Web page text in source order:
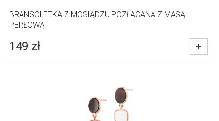
BRANSOLETKA Z MOSIĄDZU POZŁACANA Z MASĄ
PERŁOWĄ
149 zł